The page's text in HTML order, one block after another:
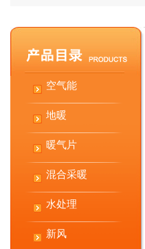
空气能
地暖
暖气片
混合采暖
水处理
新风